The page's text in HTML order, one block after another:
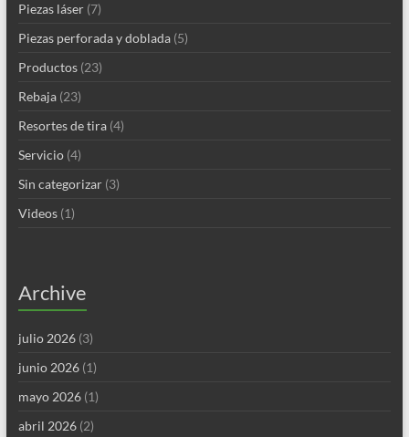
Piezas láser(7)
Piezas perforada y doblada(5)
Productos(23)
Rebaja(23)
Resortes de tira(4)
Servicio(4)
Sin categorizar(3)
Videos(1)
Archive
julio 2026(3)
junio 2026(1)
mayo 2026(1)
abril 2026(2)